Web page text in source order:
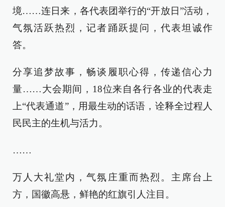
境……连日来，各代表团举行的“开放日”活动，
气氛活跃热烈，记者踊跃提问，代表坦诚作
答。
分享追梦故事，畅谈履职心得，传递信心力
量……大会期间，18位来自各行各业的代表走
上“代表通道”，用最生动的话语，诠释全过程人
民民主的生机与活力。
……
万人大礼堂内，气氛庄重而热烈。主席台上
方，国徽高悬，鲜艳的红旗引人注目。